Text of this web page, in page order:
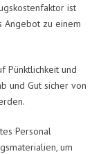
ist
Angebot zu einem
Pünktlichkeit und
und Gut sicher von
Personal
um